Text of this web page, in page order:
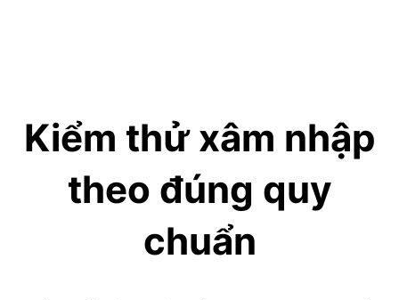
Kiểm thử xâm nhập
theo đúng quy
chuẩn